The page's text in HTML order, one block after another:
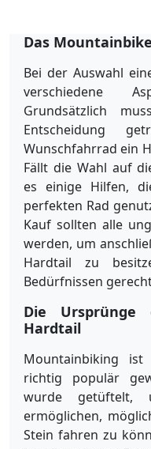
Das
Bei der Auswahl
verschiedene
Grundsätzlich
Entscheidung
Wunschfahrrad ein
Fällt die Wahl auf
es einige Hilfen,
perfekten Rad
Kauf sollten alle
werden, um
Hardtail zu
Bedürfnissen
Die Ursprünge
Hardtail
Mountainbiking
richtig populär
wurde
ermöglichen,
Stein fahren zu